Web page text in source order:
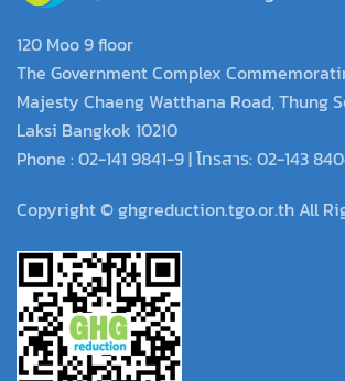
120 Moo 9 floor
The Government Complex
Majesty Chaeng Watthana Road, Thung
Laksi Bangkok 10210
Phone : 02-141 9841-9 | โทรสาร: 02-143
Copyright © ghgreduction.tgo.or.th All